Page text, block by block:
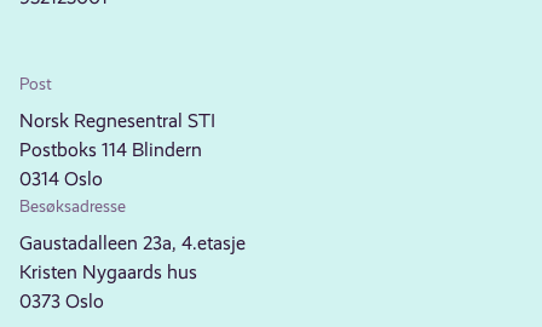
Post
Norsk Regnesentral STI
Postboks 114 Blindern
0314 Oslo
Besøksadresse
Gaustadalleen 23a, 4.etasje
Kristen Nygaards hus
0373 Oslo